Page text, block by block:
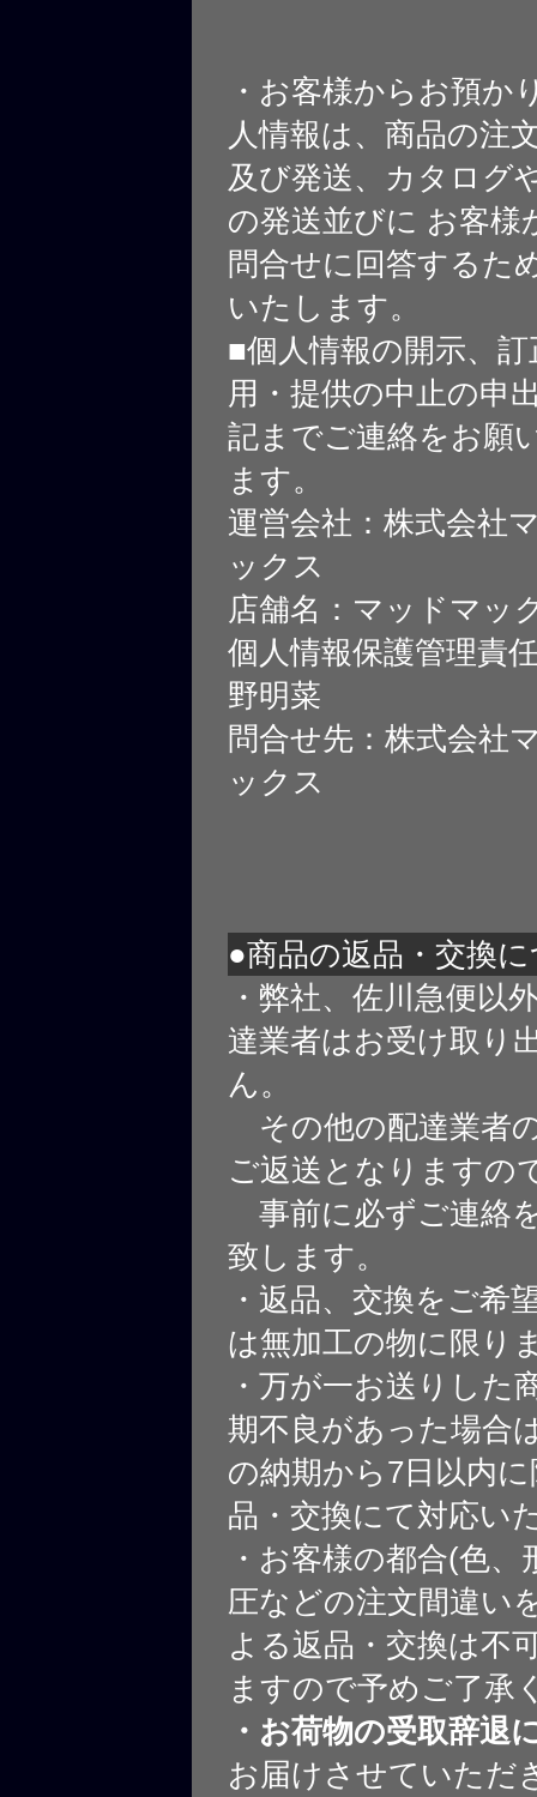
・お客様からお預か
人情報は、商品の注
及び発送、カタログ
の発送並びに お客様
問合せに回答するた
いたします。
■個人情報の開示、
用・提供の中止の申
記までご連絡をお願
ます。
運営会社：株式会社
ックス
店舗名：マッドマッ
個人情報保護管理責
野明菜
問合せ先：株式会社
ックス
●商品の返品・交換
・弊社、佐川急便以
達業者はお受け取り
ん。
その他の配達業者
ご返送となりますの
事前に必ずご連絡
致します。
・返品、交換をご希
は無加工の物に限り
・万が一お送りした
期不良があった場合
の納期から7日以内
品・交換にて対応い
・お客様の都合(色、
圧などの注文間違い
よる返品・交換は不
ますので予めご了承
・お荷物の受取辞退
お届けさせていただ